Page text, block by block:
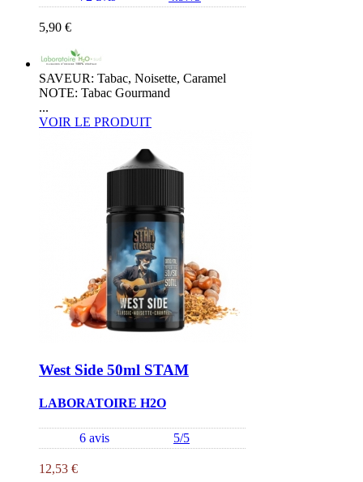
5,90 €
SAVEUR: Tabac, Noisette, Caramel
NOTE: Tabac Gourmand
...
VOIR LE PRODUIT
West Side 50ml STAM
LABORATOIRE H2O
6 avis 5/5
12,53 €